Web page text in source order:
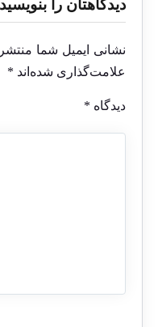
دیدگاهتان را بنویسید
نشانی ایمیل شما
علامت‌گذاری شده‌اند *
دیدگاه *